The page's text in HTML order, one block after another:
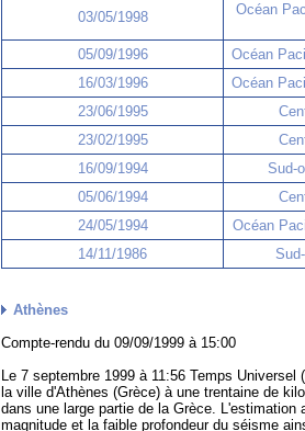
03/05/1998 Océan
05/09/1996
Océan
16/03/1996
Océan
23/06/1995
23/02/1995
16/09/1994
Sud-
05/06/1994
24/05/1994
Océan
14/11/1986
Athènes
Compte-rendu du 09/09/1999 à 15:00
Le 7 septembre 1999 à 11:56 Temps
la ville d'Athènes (Grèce) à une trentaine de
dans une large partie de la Grèce.
magnitude et la faible profondeur du séisme